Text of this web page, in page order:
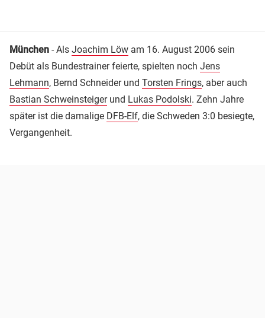
München - Als Joachim Löw am 16. August 2006 sein
Debüt als Bundestrainer feierte, spielten noch Jens
Lehmann, Bernd Schneider und Torsten Frings, aber auch
Bastian Schweinsteigerund Lukas Podolski. Zehn Jahre
später ist die damalige DFB-Elf, die Schweden 3:0 besiegte,
Vergangenheit.